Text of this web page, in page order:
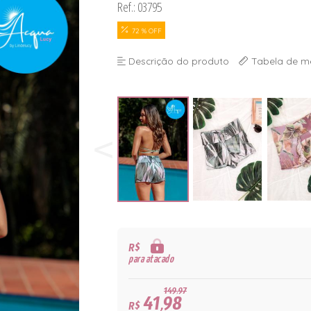
Ref.: 03795
72 % OFF
Descrição do produto Tabela de
R$
para atacado
149,97